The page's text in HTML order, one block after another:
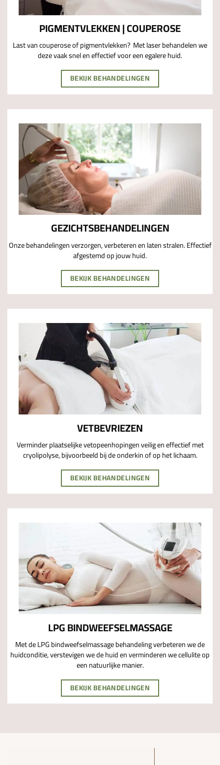
PIGMENTVLEKKEN | COUPEROSE
Last van couperose of pigmentvlekken? Met laser behandelen we
deze vaak snel en effectief voor een egalere huid.
BEKIJK BEHANDELINGEN
GEZICHTSBEHANDELINGEN
Onze behandelingen verzorgen, verbeteren en laten stralen. Effectief
afgestemd op jouw huid.
BEKIJK BEHANDELINGEN
VETBEVRIEZEN
Verminder plaatselijke vetopeenhopingen veilig en effectief met
cryolipolyse, bijvoorbeeld bij de onderkin of op het lichaam.
BEKIJK BEHANDELINGEN
LPG BINDWEEFSELMASSAGE
Met de LPG bindweefselmassage behandeling verbeteren we de
huidconditie, verstevigen we de huid en verminderen we cellulite op
een natuurlijke manier.
BEKIJK BEHANDELINGEN